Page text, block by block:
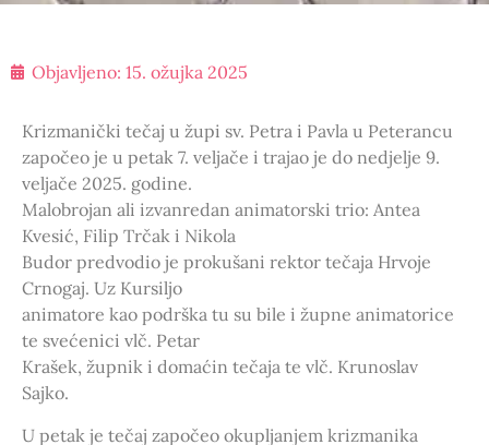
Objavljeno: 15. ožujka 2025
Krizmanički tečaj u župi sv. Petra i Pavla u Peterancu
započeo je u petak 7. veljače i trajao je do nedjelje 9.
veljače 2025. godine.
Malobrojan ali izvanredan animatorski trio: Antea
Kvesić, Filip Trčak i Nikola
Budor predvodio je prokušani rektor tečaja Hrvoje
Crnogaj. Uz Kursiljo
animatore kao podrška tu su bile i župne animatorice
te svećenici vlč. Petar
Krašek, župnik i domaćin tečaja te vlč. Krunoslav
Sajko.
U petak je tečaj započeo okupljanjem krizmanika